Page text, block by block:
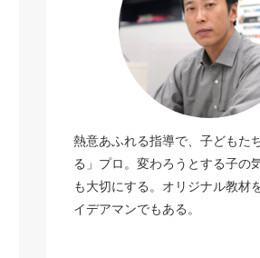
熱意あふれる指導で、子どもた
る」プロ。変わろうとする子の
も大切にする。オリジナル教材
イデアマンでもある。